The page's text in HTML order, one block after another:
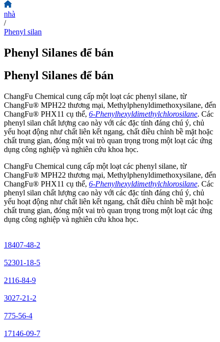
nhà
/
Phenyl silan
Phenyl Silanes để bán
Phenyl Silanes để bán
ChangFu Chemical cung cấp một loạt các phenyl silane, từ
ChangFu® MPH22 thương mại, Methylphenyldimethoxysilane, đến
ChangFu® PHX11 cụ thể, 6-Phenylhexyldimethylchlorosilane. Các
phenyl silan chất lượng cao này với các đặc tính đáng chú ý, chủ
yếu hoạt động như chất liên kết ngang, chất điều chỉnh bề mặt hoặc
chất trung gian, đóng một vai trò quan trọng trong một loạt các ứng
dụng công nghiệp và nghiên cứu khoa học.
ChangFu Chemical cung cấp một loạt các phenyl silane, từ
ChangFu® MPH22 thương mại, Methylphenyldimethoxysilane, đến
ChangFu® PHX11 cụ thể, 6-Phenylhexyldimethylchlorosilane. Các
phenyl silan chất lượng cao này với các đặc tính đáng chú ý, chủ
yếu hoạt động như chất liên kết ngang, chất điều chỉnh bề mặt hoặc
chất trung gian, đóng một vai trò quan trọng trong một loạt các ứng
dụng công nghiệp và nghiên cứu khoa học.
18407-48-2
52301-18-5
2116-84-9
3027-21-2
775-56-4
17146-09-7